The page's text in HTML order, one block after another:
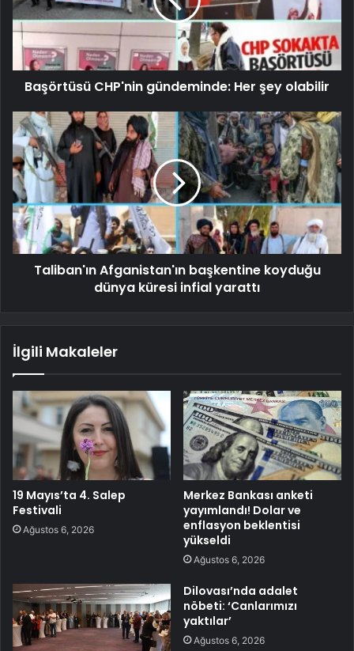
Başörtüsü CHP'nin gündeminde: Her şey olabilir
Taliban'ın Afganistan'ın başkentine koyduğu
dünya küresi infial yarattı
İlgili Makaleler
19 Mayıs’ta 4. Salep
Festivali
Ağustos 6, 2026
Merkez Bankası anketi
yayımlandı! Dolar ve
enflasyon beklentisi
yükseldi
Ağustos 6, 2026
Dilovası’nda adalet
nöbeti: ‘Canlarımızı
yaktılar’
Ağustos 6, 2026